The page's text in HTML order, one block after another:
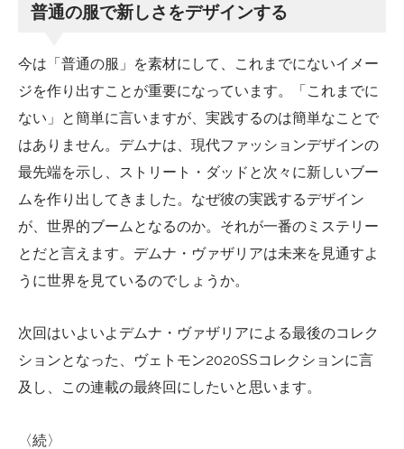
普通の服で新しさをデザインする
今は「普通の服」を素材にして、これまでにないイメー
ジを作り出すことが重要になっています。「これまでに
ない」と簡単に言いますが、実践するのは簡単なことで
はありません。デムナは、現代ファッションデザインの
最先端を示し、ストリート・ダッドと次々に新しいブー
ムを作り出してきました。なぜ彼の実践するデザイン
が、世界的ブームとなるのか。それが一番のミステリー
とだと言えます。デムナ・ヴァザリアは未来を見通すよ
うに世界を見ているのでしょうか。
次回はいよいよデムナ・ヴァザリアによる最後のコレク
ションとなった、ヴェトモン2020SSコレクションに言
及し、この連載の最終回にしたいと思います。
〈続〉